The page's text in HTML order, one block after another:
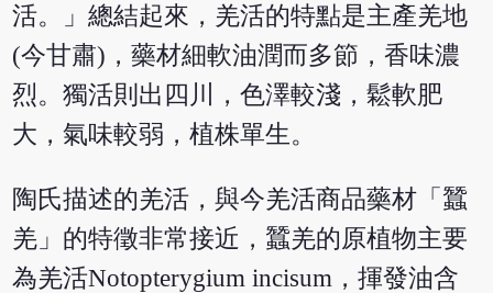
活。」總結起來，羌活的特點是主產羌地
(今甘肅)，藥材細軟油潤而多節，香味濃
烈。獨活則出四川，色澤較淺，鬆軟肥
大，氣味較弱，植株單生。
陶氏描述的羌活，與今羌活商品藥材「蠶
羌」的特徵非常接近，蠶羌的原植物主要
為羌活Notopterygium incisum，揮發油含